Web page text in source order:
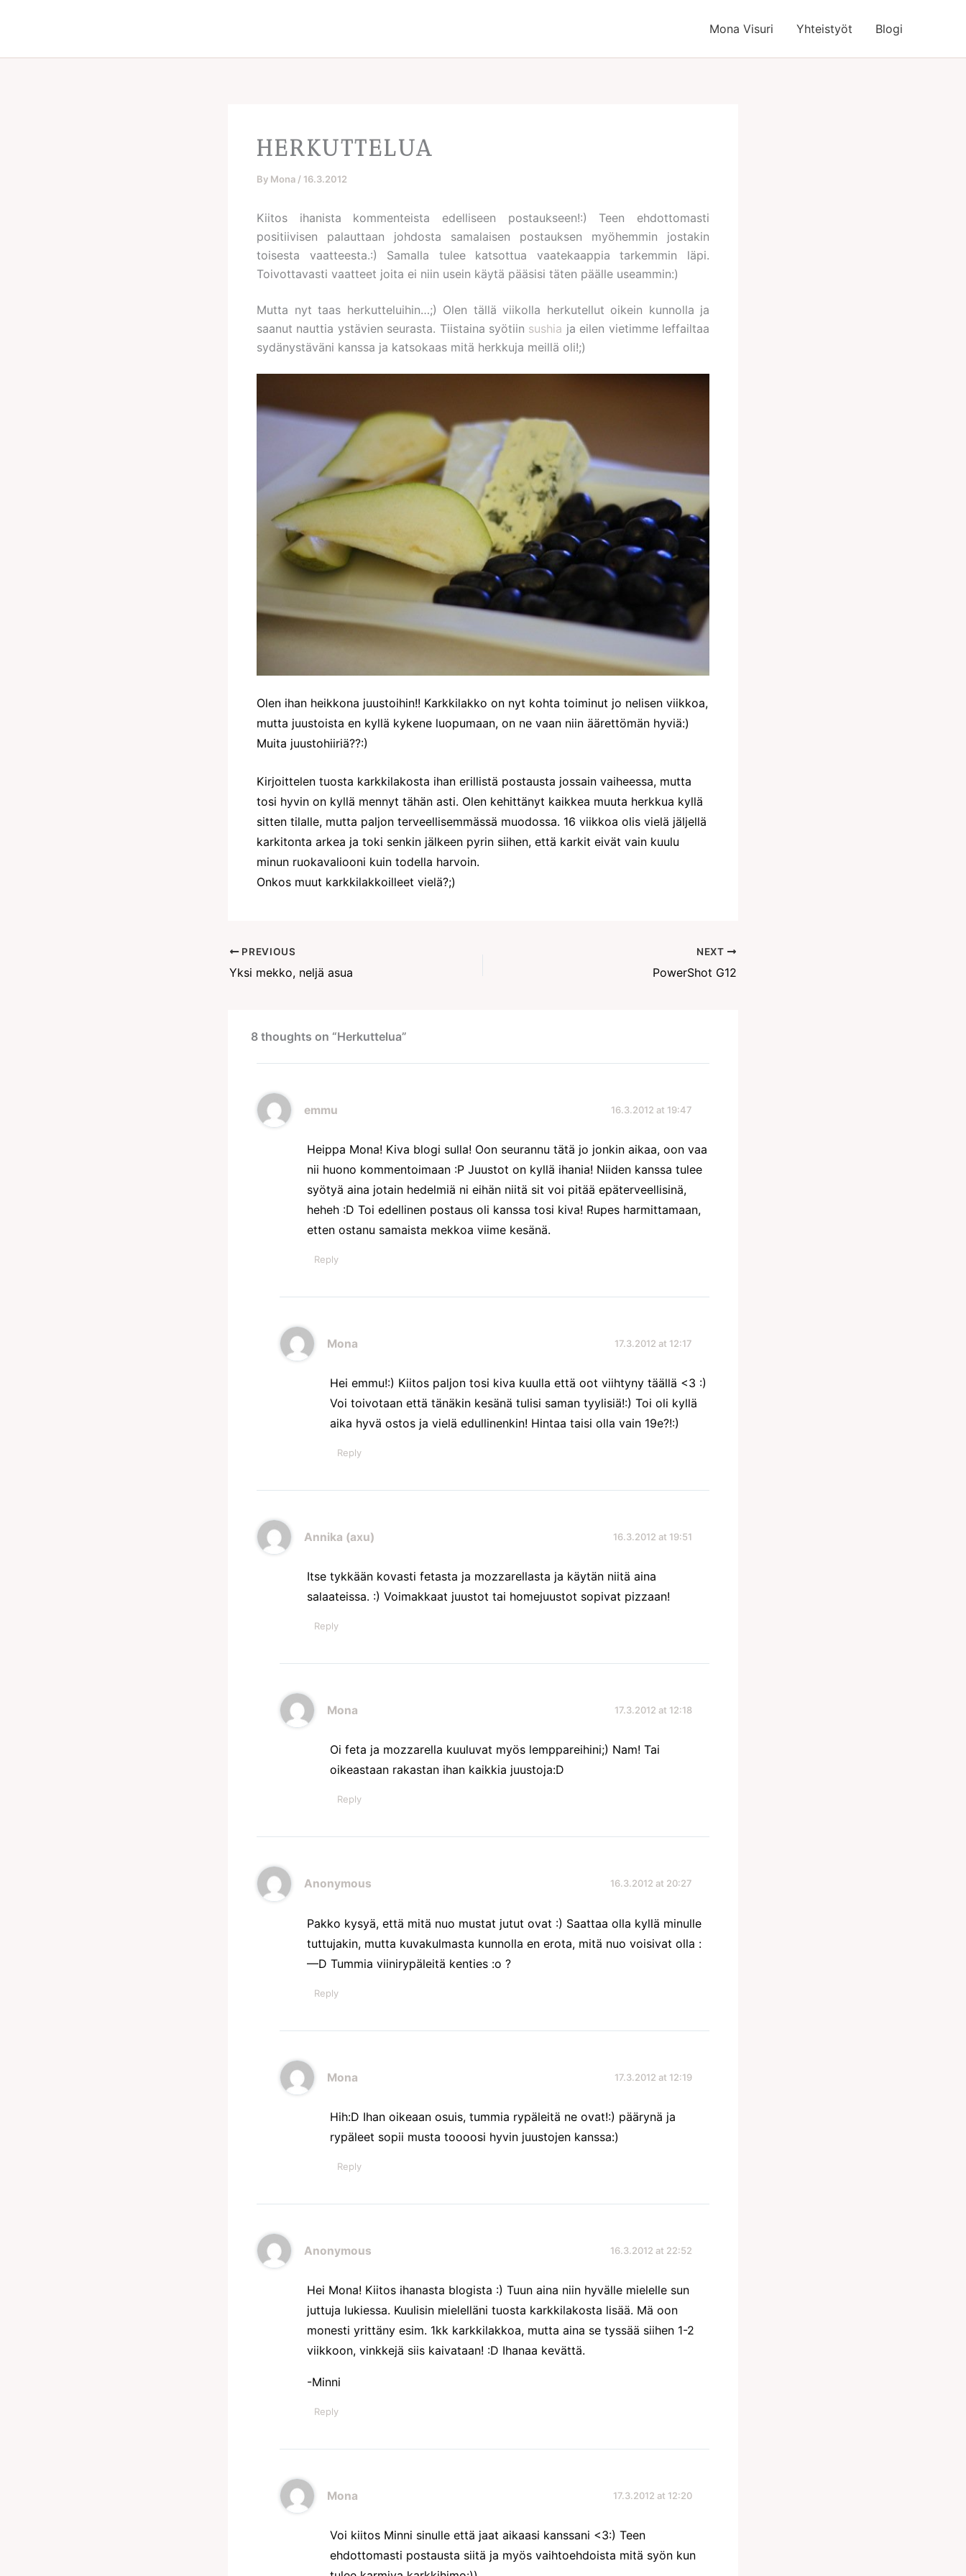
Mona Visuri Yhteistyöt Blogi
HERKUTTELUA
By Mona / 16.3.2012
Kiitos ihanista kommenteista edelliseen postaukseen!:) Teen ehdottomasti
positiivisen palauttaan johdosta samalaisen postauksen myöhemmin jostakin
toisesta vaatteesta.:) Samalla tulee katsottua vaatekaappia tarkemmin läpi.
Toivottavasti vaatteet joita ei niin usein käytä pääsisi täten päälle useammin:)
Mutta nyt taas herkutteluihin…;) Olen tällä viikolla herkutellut oikein kunnolla ja
saanut nauttia ystävien seurasta. Tiistaina syötiin sushia ja eilen vietimme leffailtaa
sydänystäväni kanssa ja katsokaas mitä herkkuja meillä oli!;)
Olen ihan heikkona juustoihin!! Karkkilakko on nyt kohta toiminut jo nelisen viikkoa,
mutta juustoista en kyllä kykene luopumaan, on ne vaan niin äärettömän hyviä:)
Muita juustohiiriä??:)
Kirjoittelen tuosta karkkilakosta ihan erillistä postausta jossain vaiheessa, mutta
tosi hyvin on kyllä mennyt tähän asti. Olen kehittänyt kaikkea muuta herkkua kyllä
sitten tilalle, mutta paljon terveellisemmässä muodossa. 16 viikkoa olis vielä jäljellä
karkitonta arkea ja toki senkin jälkeen pyrin siihen, että karkit eivät vain kuulu
minun ruokavaliooni kuin todella harvoin.
Onkos muut karkkilakkoilleet vielä?;)
PREVIOUS
Yksi mekko, neljä asua
NEXT
PowerShot G12
8 thoughts on “Herkuttelua”
emmu 16.3.2012 at 19:47
Heippa Mona! Kiva blogi sulla! Oon seurannu tätä jo jonkin aikaa, oon vaa
nii huono kommentoimaan :P Juustot on kyllä ihania! Niiden kanssa tulee
syötyä aina jotain hedelmiä ni eihän niitä sit voi pitää epäterveellisinä,
heheh :D Toi edellinen postaus oli kanssa tosi kiva! Rupes harmittamaan,
etten ostanu samaista mekkoa viime kesänä.
Reply
Mona 17.3.2012 at 12:17
Hei emmu!:) Kiitos paljon tosi kiva kuulla että oot viihtyny täällä <3 :)
Voi toivotaan että tänäkin kesänä tulisi saman tyylisiä!:) Toi oli kyllä
aika hyvä ostos ja vielä edullinenkin! Hintaa taisi olla vain 19e?!:)
Reply
Annika (axu) 16.3.2012 at 19:51
Itse tykkään kovasti fetasta ja mozzarellasta ja käytän niitä aina
salaateissa. :) Voimakkaat juustot tai homejuustot sopivat pizzaan!
Reply
Mona 17.3.2012 at 12:18
Oi feta ja mozzarella kuuluvat myös lemppareihini;) Nam! Tai
oikeastaan rakastan ihan kaikkia juustoja:D
Reply
Anonymous 16.3.2012 at 20:27
Pakko kysyä, että mitä nuo mustat jutut ovat :) Saattaa olla kyllä minulle
tuttujakin, mutta kuvakulmasta kunnolla en erota, mitä nuo voisivat olla :
—D Tummia viinirypäleitä kenties :o ?
Reply
Mona 17.3.2012 at 12:19
Hih:D Ihan oikeaan osuis, tummia rypäleitä ne ovat!:) päärynä ja
rypäleet sopii musta toooosi hyvin juustojen kanssa:)
Reply
Anonymous 16.3.2012 at 22:52
Hei Mona! Kiitos ihanasta blogista :) Tuun aina niin hyvälle mielelle sun
juttuja lukiessa. Kuulisin mielelläni tuosta karkkilakosta lisää. Mä oon
monesti yrittäny esim. 1kk karkkilakkoa, mutta aina se tyssää siihen 1-2
viikkoon, vinkkejä siis kaivataan! :D Ihanaa kevättä.
-Minni
Reply
Mona 17.3.2012 at 12:20
Voi kiitos Minni sinulle että jaat aikaasi kanssani <3:) Teen
ehdottomasti postausta siitä ja myös vaihtoehdoista mitä syön kun